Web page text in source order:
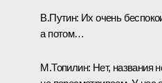
В.Путин: Их очень
а потом…
М.Топилин: Нет, названия